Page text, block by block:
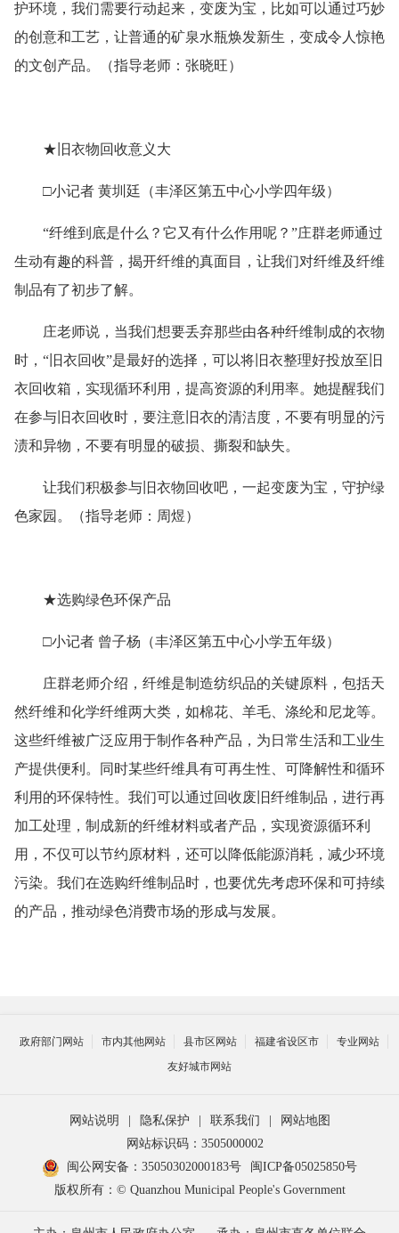
护环境，我们需要行动起来，变废为宝，比如可以通过巧妙
的创意和工艺，让普通的矿泉水瓶焕发新生，变成令人惊艳
的文创产品。（指导老师：张晓旺）
★旧衣物回收意义大
□小记者 黄圳廷（丰泽区第五中心小学四年级）
“纤维到底是什么？它又有什么作用呢？”庄群老师通过
生动有趣的科普，揭开纤维的真面目，让我们对纤维及纤维
制品有了初步了解。
庄老师说，当我们想要丢弃那些由各种纤维制成的衣物
时， “旧衣回收”是最好的选择，可以将旧衣整理好投放至旧
衣回收箱，实现循环利用，提高资源的利用率。她提醒我们
在参与旧衣回收时，要注意旧衣的清洁度，不要有明显的污
渍和异物，不要有明显的破损、撕裂和缺失。
让我们积极参与旧衣物回收吧，一起变废为宝，守护绿
色家园。（指导老师：周煜）
★选购绿色环保产品
□小记者 曾子杨（丰泽区第五中心小学五年级）
庄群老师介绍，纤维是制造纺织品的关键原料，包括天
然纤维和化学纤维两大类，如棉花、羊毛、涤纶和尼龙等。
这些纤维被广泛应用于制作各种产品，为日常生活和工业生
产提供便利。同时某些纤维具有可再生性、可降解性和循环
利用的环保特性。我们可以通过回收废旧纤维制品，进行再
加工处理，制成新的纤维材料或者产品，实现资源循环利
用，不仅可以节约原材料，还可以降低能源消耗，减少环境
污染。我们在选购纤维制品时，也要优先考虑环保和可持续
的产品，推动绿色消费市场的形成与发展。
政府部门网站 市内其他网站 县市区网站 福建省设区市
专业网站
友好城市网站
网站说明 隐私保护 联系我们
网站地图
网站标识码：3505000002
闽公网安备：35050302000183号
闽ICP备05025850号
版权所有：© Quanzhou Municipal People's Government